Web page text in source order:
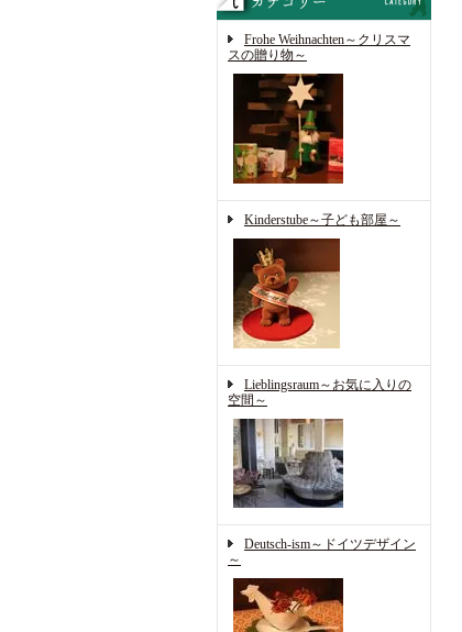
Frohe Weihnachten～クリスマ
スの贈り物～
Kinderstube～子ども部屋～
Lieblingsraum～お気に入りの
空間～
Deutsch-ism～ドイツデザイン
～